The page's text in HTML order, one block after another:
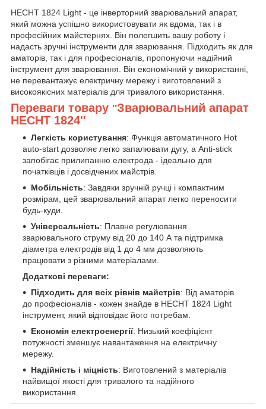
HECHT 1824 Light - це інверторний зварювальний апарат,
який можна успішно використовувати як вдома, так і в
професійних майстернях. Він полегшить вашу роботу і
надасть зручні інструменти для зварювання. Підходить як для
аматорів, так і для професіоналів, пропонуючи надійний
інструмент для зварювання. Він економічний у використанні,
не перевантажує електричну мережу і виготовлений з
високоякісних матеріалів для тривалого використання.
Переваги товару ''Зварювальний апарат
HECHT 1824''
Легкість користування: Функція автоматичного Hot
auto-start дозволяє легко запалювати дугу, а Anti-stick
запобігає прилипанню електрода - ідеально для
початківців і досвідчених майстрів.
Мобільність: Завдяки зручній ручці і компактним
розмірам, цей зварювальний апарат легко переносити
будь-куди.
Універсальність: Плавне регулювання
зварювального струму від 20 до 140 А та підтримка
діаметра електродів від 1 до 4 мм дозволяють
працювати з різними матеріалами.
Додаткові переваги:
Підходить для всіх рівнів майстрів: Від аматорів
до професіоналів - кожен знайде в HECHT 1824 Light
інструмент, який відповідає його потребам.
Економія електроенергії: Низький коефіцієнт
потужності зменшує навантаження на електричну
мережу.
Надійність і міцність: Виготовлений з матеріалів
найвищої якості для тривалого та надійного
використання.